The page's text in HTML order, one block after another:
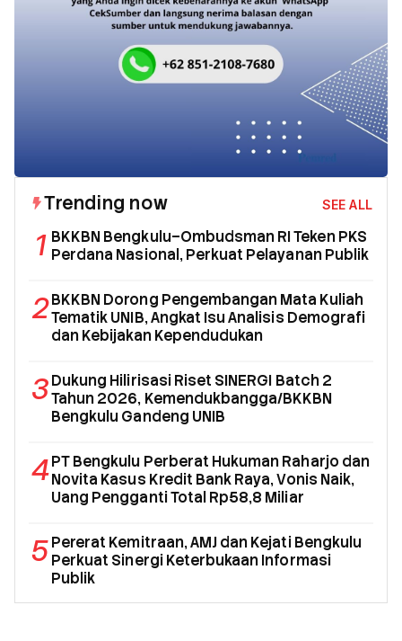
Trending now SEE ALL
1 BKKBN Bengkulu–Ombudsman RI Teken PKS
Perdana Nasional, Perkuat Pelayanan Publik
2BKKBN Dorong Pengembangan Mata Kuliah
Tematik UNIB, Angkat Isu Analisis Demografi
dan Kebijakan Kependudukan
3Dukung Hilirisasi Riset SINERGI Batch 2
Tahun 2026, Kemendukbangga/BKKBN
Bengkulu Gandeng UNIB
4PT Bengkulu Perberat Hukuman Raharjo dan
Novita Kasus Kredit Bank Raya, Vonis Naik,
Uang Pengganti Total Rp58,8 Miliar
5Pererat Kemitraan, AMJ dan Kejati Bengkulu
Perkuat Sinergi Keterbukaan Informasi
Publik